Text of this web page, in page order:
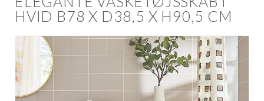
HVID B78 X D38,5 X H90,5 CM